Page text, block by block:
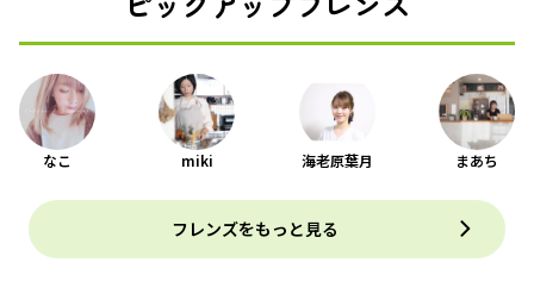
なこ miki 海老原葉月 まあち
フレンズをもっと見る